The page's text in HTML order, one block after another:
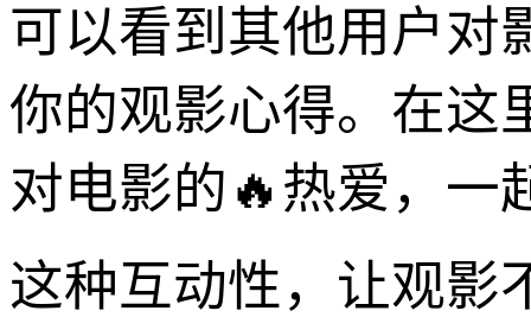
可以看到其他用户对
你的观影心得。在这
对电影的🔥热爱，一
这种互动性，让观影